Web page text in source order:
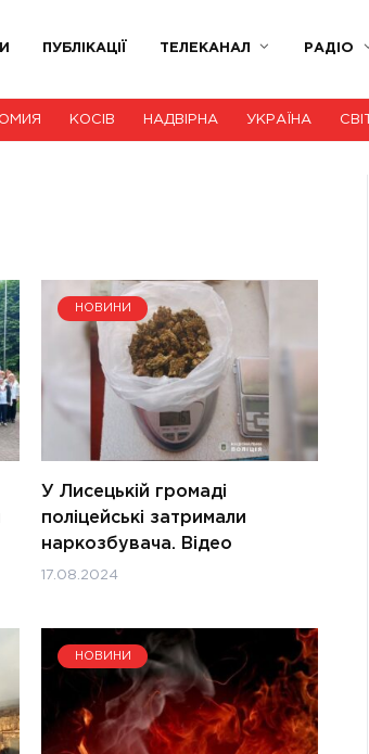
ПУБЛІКАЦІЇ ТЕЛЕКАНАЛ РАДІО
КОСІВ НАДВІРНА УКРАЇНА СВІТ
НОВИНИ
У Лисецькій громаді
поліцейські затримали
наркозбувача. Відео
17.08.2024
НОВИНИ